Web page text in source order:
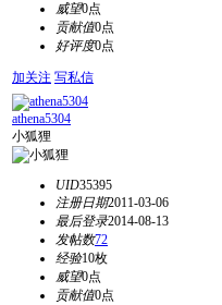
威望0点
贡献值0点
好评度0点
加关注 写私信
athena5304
小狐狸
UID35395
注册日期2011-03-06
最后登录2014-08-13
发帖数72
经验10枚
威望0点
贡献值0点